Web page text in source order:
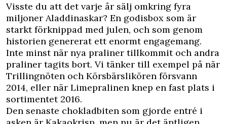
Visste du att det varje år sälj omkring fyra
miljoner Aladdinaskar? En godisbox som är
starkt förknippad med julen, och som genom
historien genererat ett enormt engagemang.
Inte minst när nya praliner tillkommit och andra
praliner tagits bort. Vi tänker till exempel på när
Trillingnöten och Körsbärslikören försvann
2014, eller när Limepralinen knep en fast plats i
sortimentet 2016.
Den senaste chokladbiten som gjorde entré i